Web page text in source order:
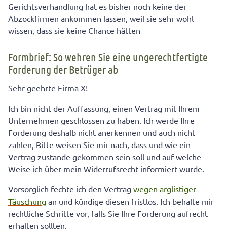
Gerichtsverhandlung hat es bisher noch keine der
Abzockfirmen ankommen lassen, weil sie sehr wohl
wissen, dass sie keine Chance hätten
Formbrief: So wehren Sie eine ungerechtfertigte
Forderung der Betrüger ab
Sehr geehrte Firma X!
Ich bin nicht der Auffassung, einen Vertrag mit Ihrem
Unternehmen geschlossen zu haben. Ich werde Ihre
Forderung deshalb nicht anerkennen und auch nicht
zahlen, Bitte weisen Sie mir nach, dass und wie ein
Vertrag zustande gekommen sein soll und auf welche
Weise ich über mein Widerrufsrecht informiert wurde.
Vorsorglich fechte ich den Vertrag wegen arglistiger
Täuschung an und kündige diesen fristlos. Ich behalte mir
rechtliche Schritte vor, falls Sie Ihre Forderung aufrecht
erhalten sollten.